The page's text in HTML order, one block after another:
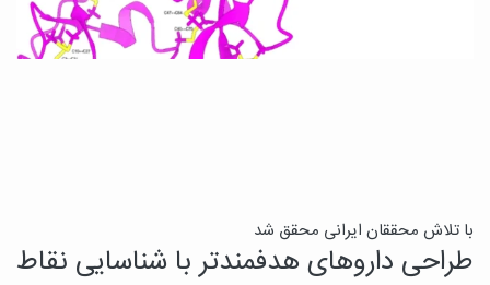
با تلاش محققان ایرانی محقق شد
طراحی داروهای هدفمندتر با شناسایی نقاط